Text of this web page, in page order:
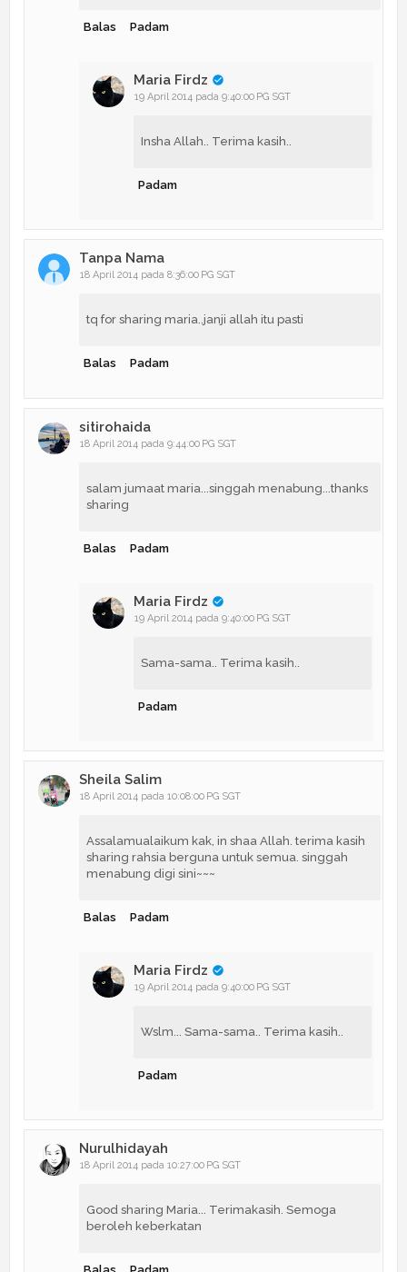
Balas Padam
Maria Firdz
19 April 2014 pada 9:40:00 PG SGT
Insha Allah.. Terima kasih..
Padam
Tanpa Nama
18 April 2014 pada 8:36:00 PG SGT
tq for sharing maria..janji allah itu pasti
Balas Padam
sitirohaida
18 April 2014 pada 9:44:00 PG SGT
salam jumaat maria...singgah menabung...thanks
sharing
Balas Padam
Maria Firdz
19 April 2014 pada 9:40:00 PG SGT
Sama-sama.. Terima kasih..
Padam
Sheila Salim
18 April 2014 pada 10:08:00 PG SGT
Assalamualaikum kak, in shaa Allah. terima kasih
sharing rahsia berguna untuk semua. singgah
menabung digi sini~~~
Balas Padam
Maria Firdz
19 April 2014 pada 9:40:00 PG SGT
Wslm... Sama-sama.. Terima kasih..
Padam
Nurulhidayah
18 April 2014 pada 10:27:00 PG SGT
Good sharing Maria... Terimakasih. Semoga
beroleh keberkatan